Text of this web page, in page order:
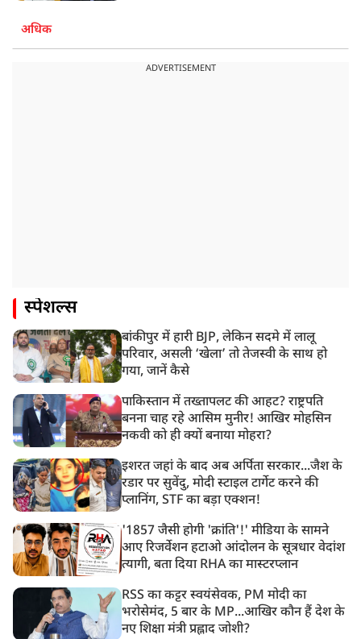
अधिक
ADVERTISEMENT
स्पेशल्स
बांकीपुर में हारी BJP, लेकिन सदमे में लालू
परिवार, असली ‘खेला’ तो तेजस्वी के साथ हो
गया, जानें कैसे
पाकिस्तान में तख्तापलट की आहट? राष्ट्रपति
बनना चाह रहे आसिम मुनीर! आखिर मोहसिन
नकवी को ही क्यों बनाया मोहरा?
इशरत जहां के बाद अब अर्पिता सरकार...जैश के
रडार पर सुवेंदु, मोदी स्टाइल टार्गेट करने की
प्लानिंग, STF का बड़ा एक्शन!
'1857 जैसी होगी 'क्रांति'!' मीडिया के सामने
आए रिजर्वेशन हटाओ आंदोलन के सूत्रधार वेदांश
त्यागी, बता दिया RHA का मास्टरप्लान
RSS का कट्टर स्वयंसेवक, PM मोदी का
भरोसेमंद, 5 बार के MP...आखिर कौन हैं देश के
नए शिक्षा मंत्री प्रह्लाद जोशी?